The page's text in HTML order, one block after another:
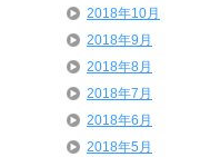
2018年10月
2018年9月
2018年8月
2018年7月
2018年6月
2018年5月